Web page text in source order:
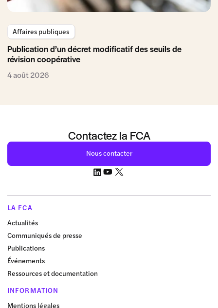
Affaires publiques
Publication d’un décret modificatif des seuils de
révision coopérative
4 août 2026
Contactez la FCA
Nous contacter
LA FCA
Actualités
Communiqués de presse
Publications
Événements
Ressources et documentation
INFORMATION
Mentions légales